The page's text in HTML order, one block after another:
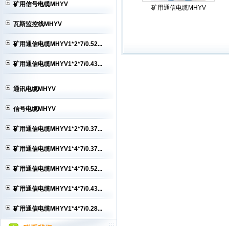
用...
矿用信号电缆MHYV
瓦斯监控线MHYV
矿用通信电缆MHYV1*2*7/0.52...
矿用通信电缆MHYV1*2*7/0.43...
通讯电缆MHYV
信号电缆MHYV
矿用通信电缆MHYV1*2*7/0.37...
矿用通信电缆MHYV1*4*7/0.37...
矿用通信电缆MHYV1*4*7/0.52...
矿用通信电缆MHYV1*4*7/0.43...
矿用通信电缆MHYV1*4*7/0.28...
矿用通信电缆MHYV